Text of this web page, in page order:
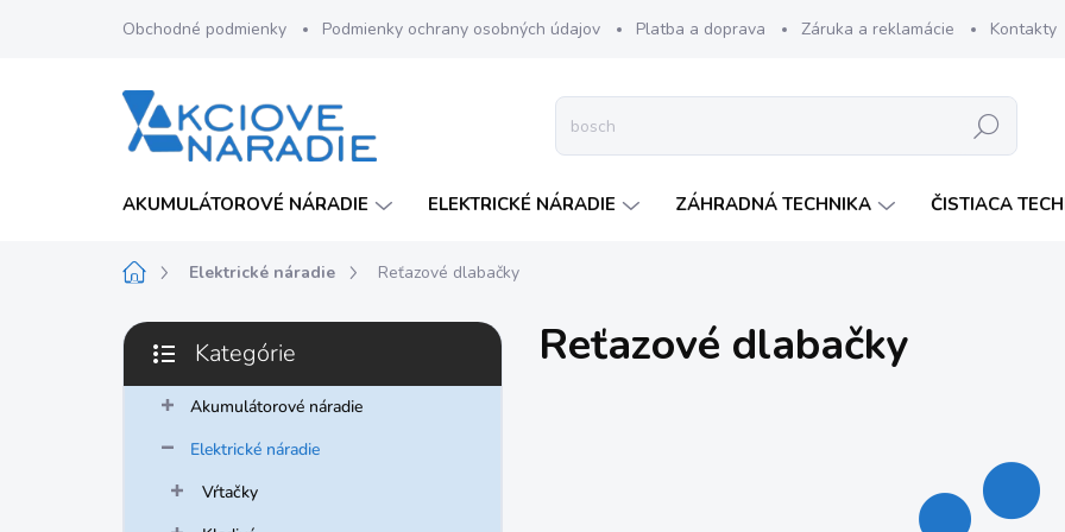
Obchodné podmienky Podmienky ochrany osobných údajov Platba a doprava Záruka a reklamácie Kontakty
Hľadať
AKUMULÁTOROVÉ NÁRADIE ELEKTRICKÉ NÁRADIE ZÁHRADNÁ TECHNIKA ČISTIACA
DomovElektrické náradie Reťazové dlabačky
B
č
Preskočiť
kategórie
Kategórie
Akumulátorové náradie
Elektrické náradie
Vŕtačky
Reťazové dlabačky